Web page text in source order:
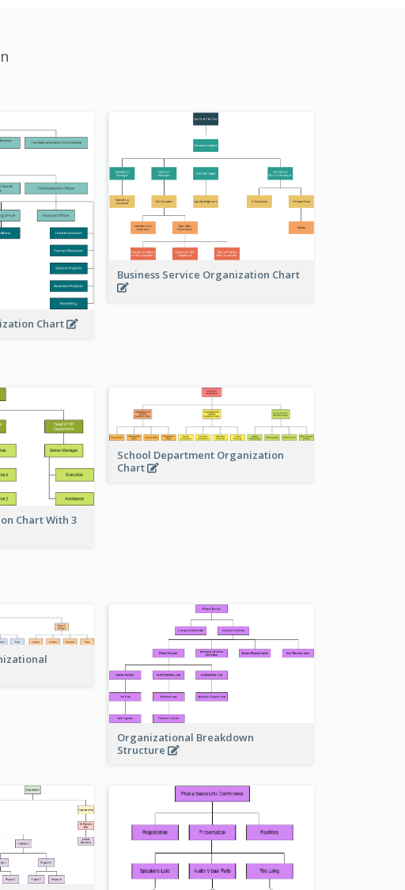
Chart
Business Service Organization Chart
Chart With 3
School Department Organization
Chart
Organizational Breakdown
Structure